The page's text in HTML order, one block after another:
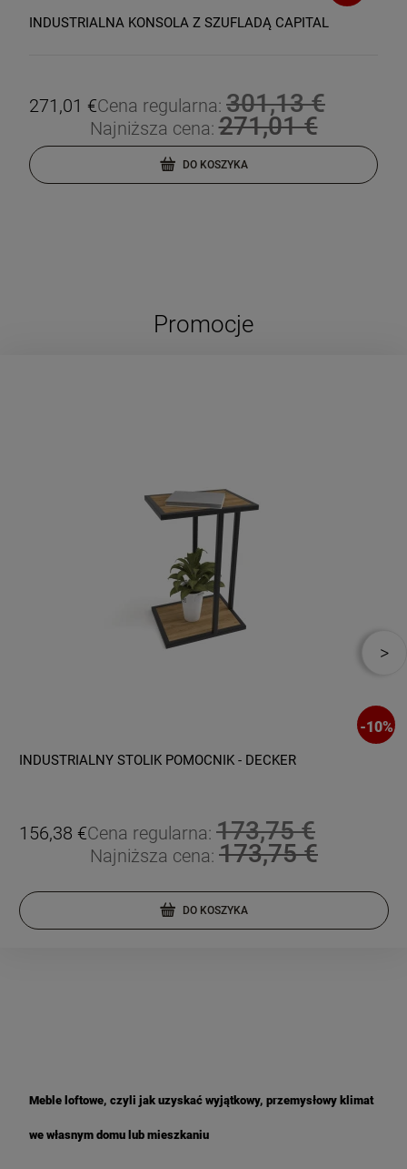
INDUSTRIALNA KONSOLA Z SZUFLADĄ CAPITAL
271,01 €Cena regularna: 301,13 €
Najniższa cena:271,01 €
DO KOSZYKA
Promocje
-10%
INDUSTRIALNY STOLIK POMOCNIK - DECKER
156,38 €Cena regularna: 173,75 €
Najniższa cena: 173,75 €
DO KOSZYKA
Meble loftowe, czyli jak uzyskać wyjątkowy, przemysłowy klimat
we własnym domu lub mieszkaniu